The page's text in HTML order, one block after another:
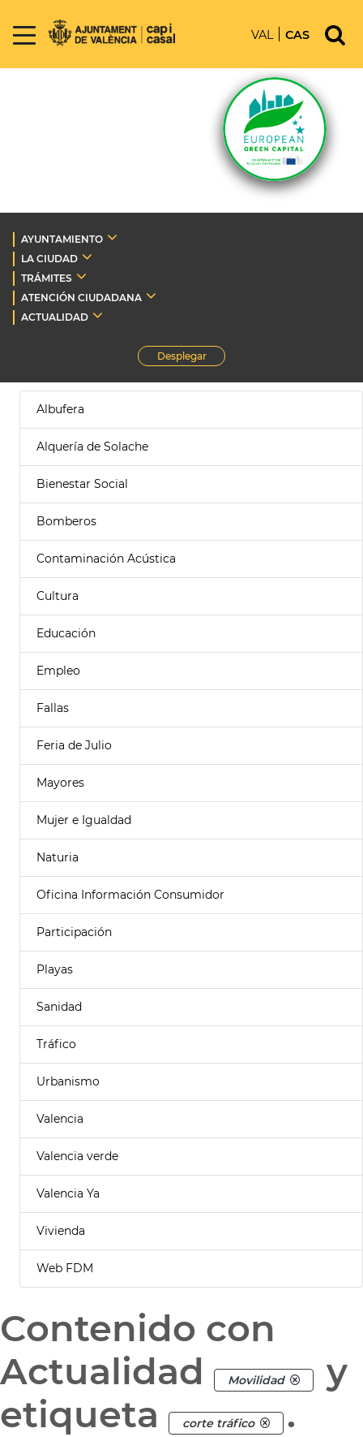
VAL CAS
AYUNTAMIENTO
LA CIUDAD
TRÁMITES
ATENCIÓN CIUDADANA
ACTUALIDAD
Desplegar
Albufera
Alquería de Solache
Bienestar Social
Bomberos
Contaminación Acústica
Cultura
Educación
Empleo
Fallas
Feria de Julio
Mayores
Mujer e Igualdad
Naturia
Oficina Información Consumidor
Participación
Playas
Sanidad
Tráfico
Urbanismo
Valencia
Valencia verde
Valencia Ya
Vivienda
Web FDM
Contenido con
Actualidad
Movilidad
y
etiqueta
corte tráfico .